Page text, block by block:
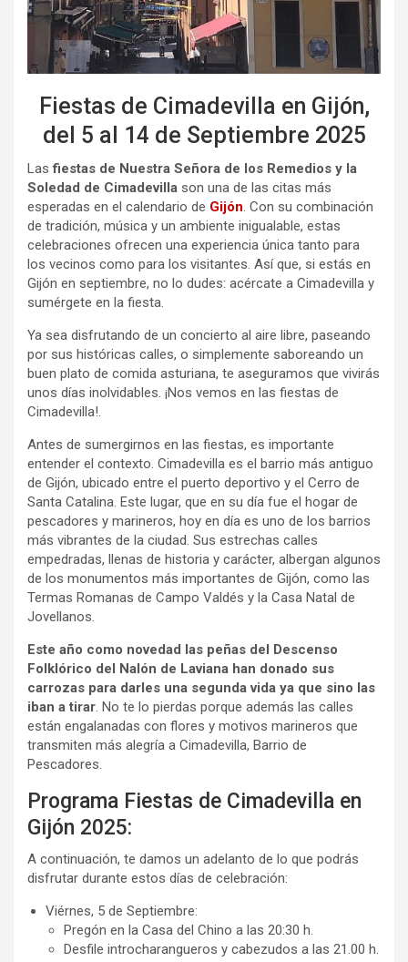
Fiestas de Cimadevilla en Gijón,
del 5 al 14 de Septiembre 2025
Lasfiestas de Nuestra Señora de los Remedios y la
Soledad de Cimadevilla son una de las citas más
esperadas en el calendario de Gijón . Con su combinación
de tradición, música y un ambiente inigualable, estas
celebraciones ofrecen una experiencia única tanto para
los vecinos como para los visitantes. Así que, si estás en
Gijón en septiembre, no lo dudes: acércate a Cimadevilla y
sumérgete en la fiesta.
Ya sea disfrutando de un concierto al aire libre, paseando
por sus históricas calles, o simplemente saboreando un
buen plato de comida asturiana, te aseguramos que vivirás
unos días inolvidables. ¡Nos vemos en las fiestas de
Cimadevilla!.
Antes de sumergirnos en las fiestas, es importante
entender el contexto. Cimadevilla es el barrio más antiguo
de Gijón, ubicado entre el puerto deportivo y el Cerro de
Santa Catalina. Este lugar, que en su día fue el hogar de
pescadores y marineros, hoy en día es uno de los barrios
más vibrantes de la ciudad. Sus estrechas calles
empedradas, llenas de historia y carácter, albergan algunos
de los monumentos más importantes de Gijón, como las
Termas Romanas de Campo Valdés y la Casa Natal de
Jovellanos.
Este año como novedad las peñas del Descenso
Folklórico del Nalón de Laviana han donado sus
carrozas para darles una segunda vida ya que sino las
iban a tirar . No te lo pierdas porque además las calles
están engalanadas con flores y motivos marineros que
transmiten más alegría a Cimadevilla, Barrio de
Pescadores.
Programa Fiestas de Cimadevilla en
Gijón 2025:
A continuación, te damos un adelanto de lo que podrás
disfrutar durante estos días de celebración:
Viérnes, 5 de Septiembre:
Pregón en la Casa del Chino a las 20:30 h.
Desfile introcharangueros y cabezudos a las 21.00 h.